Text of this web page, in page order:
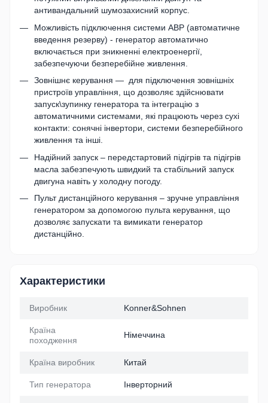
антивандальний шумозахисний корпус.
Можливість підключення системи АВР (автоматичне
введення резерву) - генератор автоматично
включається при зникненні електроенергії,
забезпечуючи безперебійне живлення.
Зовнішнє керування — для підключення зовнішніх
пристроїв управління, що дозволяє здійснювати
запуск\зупинку генератора та інтеграцію з
автоматичними системами, які працюють через сухі
контакти: сонячні інвертори, системи безперебійного
живлення та інші.
Надійний запуск – передстартовий підігрів та підігрів
масла забезпечують швидкий та стабільний запуск
двигуна навіть у холодну погоду.
Пульт дистанційного керування – зручне управління
генератором за допомогою пульта керування, що
дозволяє запускати та вимикати генератор
дистанційно.
Характеристики
Виробник Konner&Sohnen
Країна
походження
Німеччина
Країна виробник Китай
Тип генератора Інверторний